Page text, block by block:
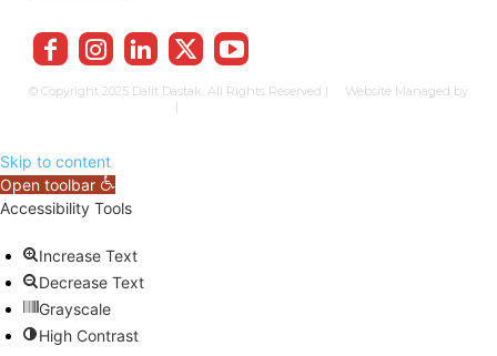
© Copyright 2025 Dalit Dastak. All Rights Reserved | Website Managed by
|
Skip to content
Open toolbar
Accessibility Tools
Increase Text
Decrease Text
Grayscale
High Contrast